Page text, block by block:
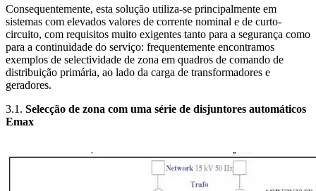
Consequentemente, esta solução utiliza-se principalmente em
sistemas com elevados valores de corrente nominal e de curto-
circuito, com requisitos muito exigentes tanto para a segurança como
para a continuidade do serviço: frequentemente encontramos
exemplos de selectividade de zona em quadros de comando de
distribuição primária, ao lado da carga de transformadores e
geradores.
3.1. Selecção de zona com uma série de disjuntores automáticos
Emax